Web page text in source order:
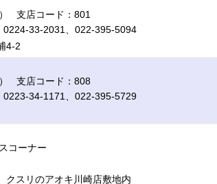
支店コード：801
33-2031、022-395-5094
4-2
支店コード：808
34-1171、022-395-5729
コーナー
スリのアオキ川崎店敷地内